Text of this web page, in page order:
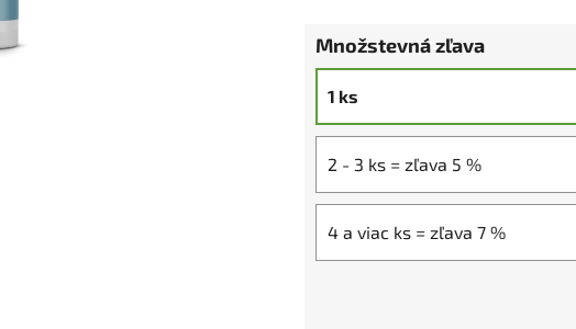
Množstevná zľava
1 ks
2 - 3 ks = zľava 5 %
4 a viac ks = zľava 7 %